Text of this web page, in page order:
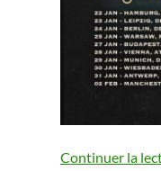
Continuer la